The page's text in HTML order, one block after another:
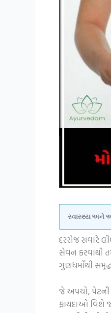
સ્વાસ્થ્ય અને
દરરોજ સવારે
સેવન કરવાથી
ગુણધર્મોથી
જે અપચો,
ફાયદાઓ વિશે